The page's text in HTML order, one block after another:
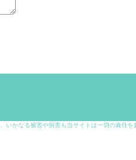
いかなる被害や損害も当サイトは一切の責任